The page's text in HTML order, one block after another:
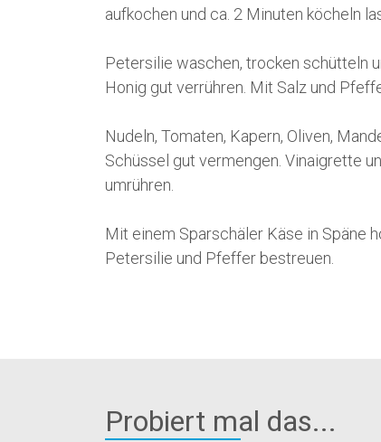
aufkochen und ca. 2 Minuten köcheln
Petersilie waschen, trocken schütteln
Honig gut verrühren. Mit Salz und
Nudeln, Tomaten, Kapern, Oliven,
Schüssel gut vermengen. Vinaigrette
umrühren.
Mit einem Sparschäler Käse in Späne
Petersilie und Pfeffer bestreuen.
Probiert mal das...